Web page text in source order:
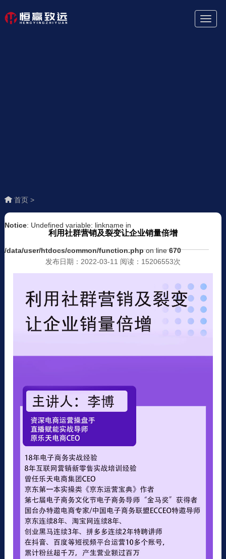
首页 >
Notice: Undefined variable: linkname in
/data/user/htdocs/common/function.phpon line670
利用社群营销及裂变让企业销量倍增
发布日期：2022-03-11 阅读：15206553次